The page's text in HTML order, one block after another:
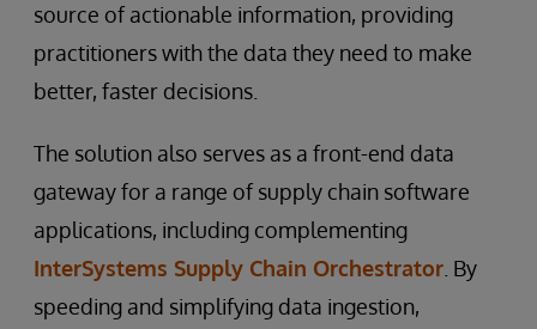
source of actionable information, providing
practitioners with the data they need to make
better, faster decisions.
The solution also serves as a front-end data
gateway for a range of supply chain software
applications, including complementing
InterSystems Supply Chain Orchestrator . By
speeding and simplifying data ingestion,